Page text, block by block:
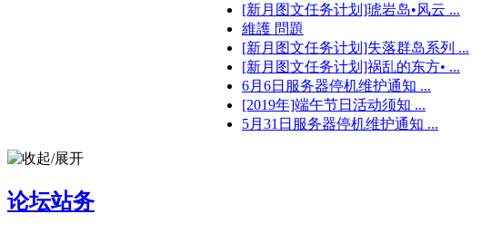
[新月图文任务计划]琥岩岛•风云 ...
維護 問題
[新月图文任务计划]失落群岛系列 ...
[新月图文任务计划]祸乱的东方• ...
6月6日服务器停机维护通知 ...
[2019年]端午节日活动须知 ...
5月31日服务器停机维护通知 ...
论坛站务